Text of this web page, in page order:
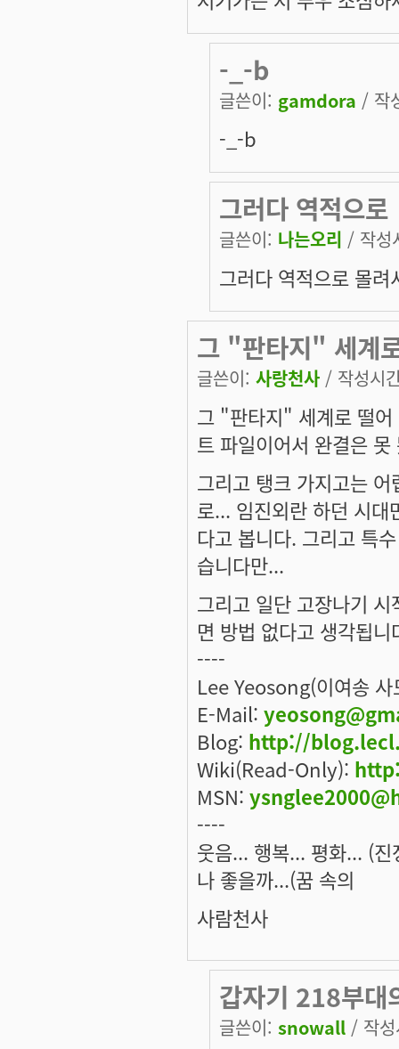
-_-b
글쓴이: gamdora / 작
-_-b
그러다 역적으로
글쓴이: 나는오리 / 작성
그러다 역적으로 몰
그 "판타지" 세계
글쓴이: 사랑천사 / 작성시
그 "판타지" 세계로 떨
트 파일이어서 완결은 못
그리고 탱크 가지고는
로... 임진외란 하던 시
다고 봅니다. 그리고 특
습니다만...
그리고 일단 고장나기
면 방법 없다고 생각됩니
----
Lee Yeosong(이여송 사
E-Mail:
Blog: http://
Wiki(Read-Only):
MSN:
----
웃음... 행복... 평화... (
나 좋을까...(꿈 속의
사람천사
갑자기 218부대
글쓴이: snowall / 작